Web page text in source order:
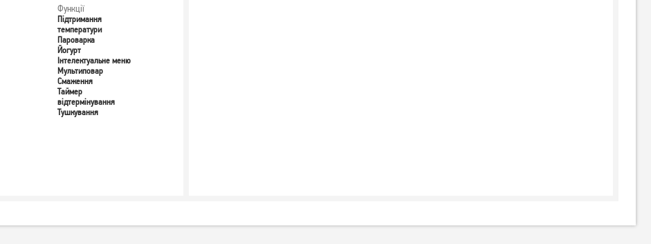
Функції
Підтримання
температури
Пароварка
Йогурт
Інтелектуальне меню
Мультиповар
Смаження
Таймер
відтермінування
Тушкування